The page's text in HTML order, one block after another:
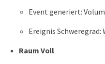
Event generiert:
Ereignis Schweregrad:
Raum Voll